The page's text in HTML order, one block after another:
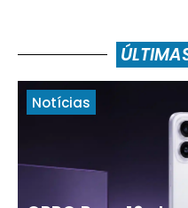
Notícias